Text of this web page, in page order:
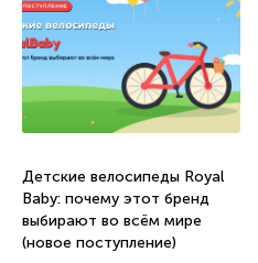
Детские велосипеды Royal
Baby: почему этот бренд
выбирают во всём мире
(новое поступление)